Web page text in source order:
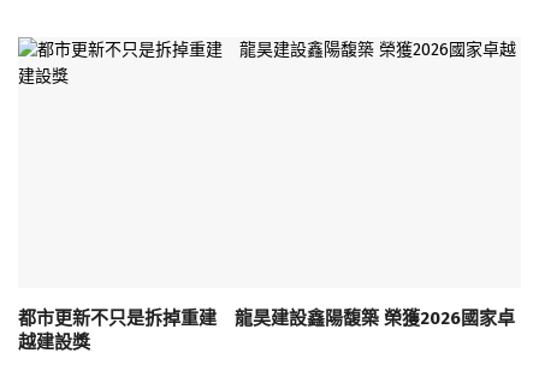
都市更新不只是拆掉重建 龍昊建設鑫陽馥築 榮獲2026國家卓
越建設獎